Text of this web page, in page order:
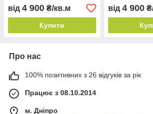
від 4 900 ₴/кв.м
Купити
від 4 900
Про нас
100% позитивних з 26 відгуків за рік
Працює з 08.10.2014
м. Дніпро